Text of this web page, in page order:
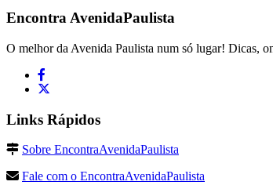
EncontraAvenidaPaulista
O melhor da Avenida Paulista num só lugar! Dicas,
Links Rápidos
Sobre EncontraAvenidaPaulista
Fale com o EncontraAvenidaPaulista